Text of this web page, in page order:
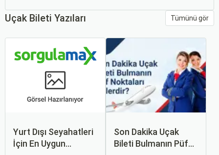
Uçak Bileti Yazıları Tümünü gör
Yurt Dışı Seyahatleri
İçin En Uygun
Son Dakika Uçak
Bileti Bulmanın Püf